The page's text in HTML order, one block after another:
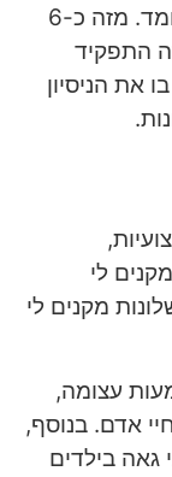
ללקיחת האחריות של ניהול חברת ביומד. מזה כ-6
התפקיד
את הניסיון
לי
מקנים לי
עצומה,
אדם. בנוסף,
גאה בילדים